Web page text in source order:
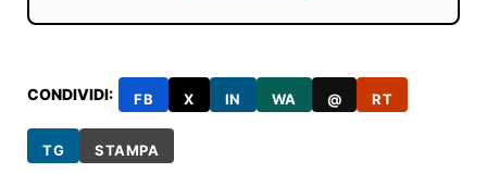
CONDIVIDI: FB X IN WA @ RT
TG STAMPA